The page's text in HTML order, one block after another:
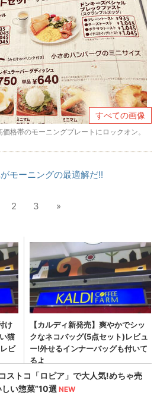
すべての画像
格帯のモーニングプレートにロックオン。
モーニングの最適解だ!!
2 3 »